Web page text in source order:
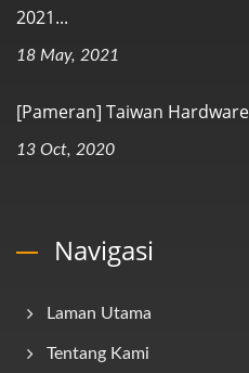
2021...
18 May, 2021
[Pameran] Taiwan
13 Oct, 2020
Navigasi
Laman Utama
Tentang Kami